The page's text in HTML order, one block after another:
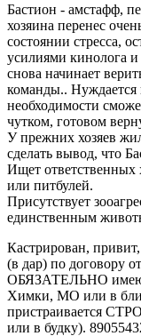
Бастион - амстафф,
хозяина перенес
состоянии стресса,
усилиями кинолога и
снова начинает
команды.. Нуждается
необходимости
чутком, готовом
У прежних хозяев
сделать вывод, что
Ищет ответственных
или питбулей.
Присутствует
единственным
Кастрирован, привит,
(в дар) по договору
ОБЯЗАТЕЛЬНО
Химки, МО или в
пристраивается
или в будку).